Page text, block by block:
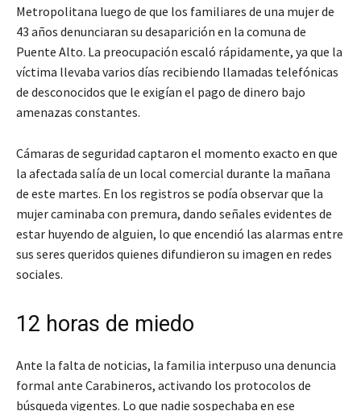
Metropolitana luego de que los familiares de una mujer de
43 años denunciaran su desaparición en la comuna de
Puente Alto. La preocupación escaló rápidamente, ya que la
víctima llevaba varios días recibiendo llamadas telefónicas
de desconocidos que le exigían el pago de dinero bajo
amenazas constantes.
Cámaras de seguridad captaron el momento exacto en que
la afectada salía de un local comercial durante la mañana
de este martes. En los registros se podía observar que la
mujer caminaba con premura, dando señales evidentes de
estar huyendo de alguien, lo que encendió las alarmas entre
sus seres queridos quienes difundieron su imagen en redes
sociales.
12 horas de miedo
Ante la falta de noticias, la familia interpuso una denuncia
formal ante Carabineros, activando los protocolos de
búsqueda vigentes. Lo que nadie sospechaba en ese